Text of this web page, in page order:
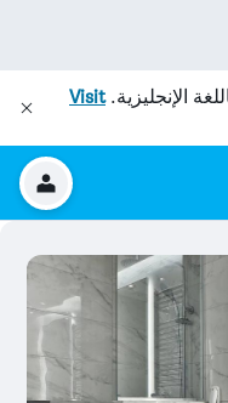
الإنجليزية.Visit